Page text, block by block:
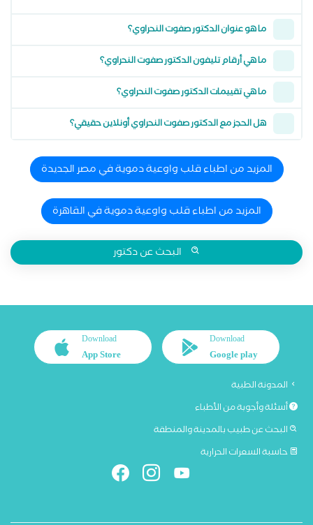
ما هو عنوان الدكتور صفوت النحراوي؟
ما هي أرقام تليفون الدكتور صفوت النحراوي؟
ما هي تقييمات الدكتور صفوت النحراوي؟
هل الحجز مع الدكتور صفوت النحراوي أونلاين حقيقي؟
المزيد من اطباء قلب واوعية دموية في مصر الجديدة
المزيد من اطباء قلب واوعية دموية في القاهرة
البحث عن دكتور
Download
Google play
Download
App Store
المدونة الطبية
أسئلة وأجوبة من الأطباء
البحث عن طبيب بالمدينة والمنطقة
حاسبة السعرات الحرارية